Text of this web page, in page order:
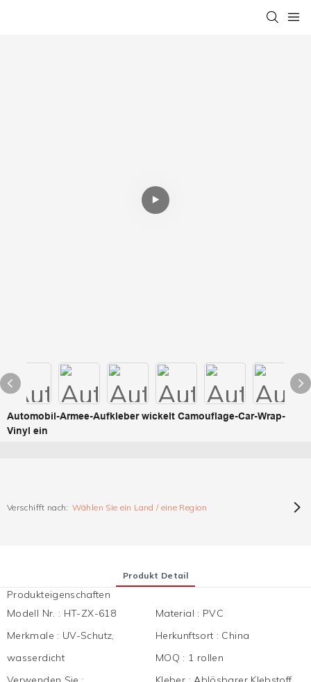
Automobil-Armee-Aufkleber wickelt Camouflage-Car-Wrap-
Vinyl ein
Verschifft nach: Wählen Sie ein Land / eine Region
Produkt Detail
Produkteigenschaften
Modell Nr. : HT-ZX-618 Material : PVC
Merkmale : UV-Schutz,
wasserdicht
Herkunftsort : China
MOQ : 1 rollen